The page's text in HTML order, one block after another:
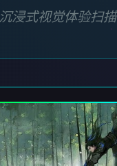
沉浸式视觉体验扫描